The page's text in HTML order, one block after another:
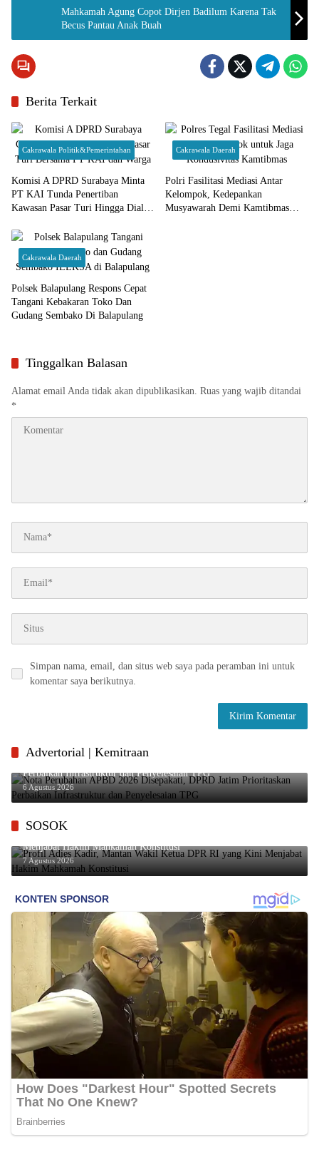
Mahkamah Agung Copot Dirjen Badilum Karena Tak
Becus Pantau Anak Buah
Berita Terkait
Cakrawala Politik&Pemerintahan
Komisi A DPRD Surabaya Minta
PT KAI Tunda Penertiban
Kawasan Pasar Turi Hingga Dialog
Cakrawala Daerah
Polri Fasilitasi Mediasi Antar
Kelompok, Kedepankan
Musyawarah Demi Kamtibmas
Cakrawala Daerah
Polsek Balapulang Respons Cepat
Tangani Kebakaran Toko Dan
Gudang Sembako Di Balapulang
Tinggalkan Balasan
Alamat email Anda tidak akan dipublikasikan. Ruas yang wajib ditandai
*
Simpan nama, email, dan situs web saya pada peramban ini untuk
komentar saya berikutnya.
Advertorial | Kemitraan
Nota Perubahan APBD 2026 Disepakati, DPRD Jatim Prioritaskan
Perbaikan Infrastruktur dan Penyelesaian TPG
6 Agustus 2026
SOSOK
Profil Adies Kadir, Mantan Wakil Ketua DPR RI yang Kini
Menjabat Hakim Mahkamah Konstitusi
7 Agustus 2026